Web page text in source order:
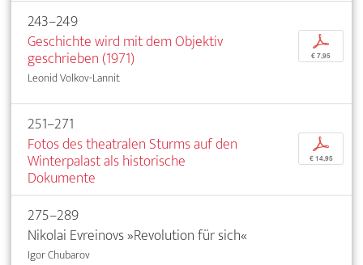
243–249
Geschichte wird mit dem Objektiv
geschrieben (1971)
Leonid Volkov-Lannit
p
€ 7,95
251–271
Fotos des theatralen Sturms auf den
Winterpalast als historische
Dokumente
p
€ 14,95
275–289
Nikolai Evreinovs »Revolution für sich«
Igor Chubarov